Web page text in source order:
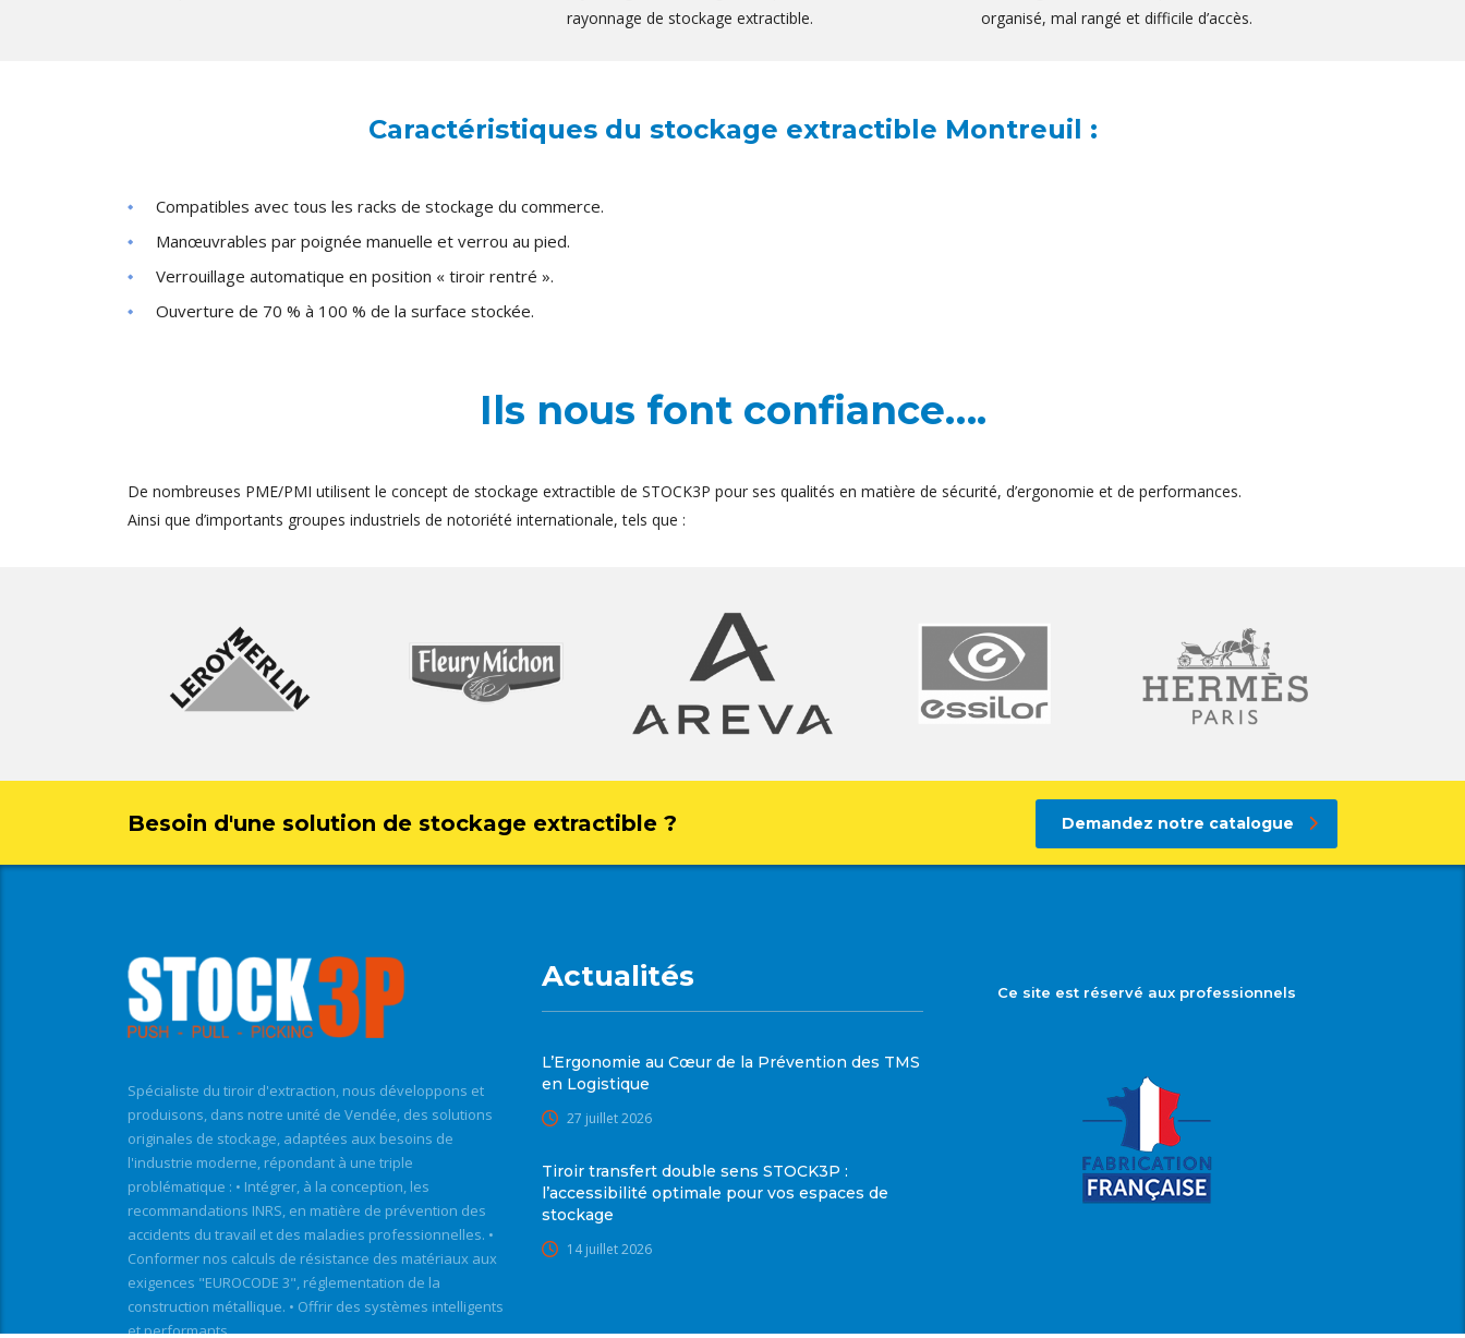
rayonnage de stockage extractible.
organisé, mal rangé et difficile d’accès.
Caractéristiques du stockage extractible Montreuil :
Compatibles avec tous les racks de stockage du commerce.
Manœuvrables par poignée manuelle et verrou au pied.
Verrouillage automatique en position « tiroir rentré ».
Ouverture de 70 % à 100 % de la surface stockée.
Ils nous font confiance….
De nombreuses PME/PMI utilisent le concept de stockage extractible de STOCK3P pour ses qualités en matière de sécurité, d’ergonomie et de performances.
Ainsi que d’importants groupes industriels de notoriété internationale, tels que :
Besoin d'une solution de stockage extractible ? Demandez notre catalogue
Spécialiste du tiroir d'extraction, nous développons et
produisons, dans notre unité de Vendée, des solutions
originales de stockage, adaptées aux besoins de
l'industrie moderne, répondant à une triple
problématique : • Intégrer, à la conception, les
recommandations INRS, en matière de prévention des
accidents du travail et des maladies professionnelles. •
Conformer nos calculs de résistance des matériaux aux
exigences "EUROCODE 3", réglementation de la
construction métallique. • Offrir des systèmes intelligents
et performants.
Actualités
L’Ergonomie au Cœur de la Prévention des TMS
en Logistique
27 juillet 2026
Tiroir transfert double sens STOCK3P :
l’accessibilité optimale pour vos espaces de
stockage
14 juillet 2026
Ce site est réservé aux professionnels